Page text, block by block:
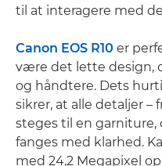
til at interagere med
Canon EOS R10 er
være det lette design,
og håndtere. Dets
sikrer, at alle detaljer –
steges til en garniture,
fanges med klarhed.
med 24,2 Megapixel